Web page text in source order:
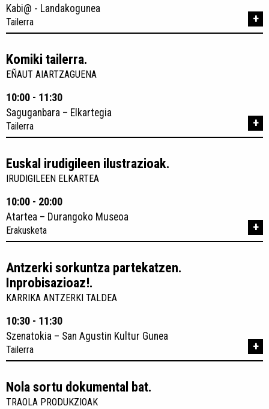
Kabi@ - Landakogunea
Tailerra +
Komiki tailerra.
EÑAUT AIARTZAGUENA
10:00 - 11:30
Saguganbara – Elkartegia
Tailerra +
Euskal irudigileen ilustrazioak.
IRUDIGILEEN ELKARTEA
10:00 - 20:00
Atartea – Durangoko Museoa
Erakusketa +
Antzerki sorkuntza partekatzen.
Inprobisazioaz!.
KARRIKA ANTZERKI TALDEA
10:30 - 11:30
Szenatokia – San Agustin Kultur Gunea
Tailerra +
Nola sortu dokumental bat.
TRAOLA PRODUKZIOAK